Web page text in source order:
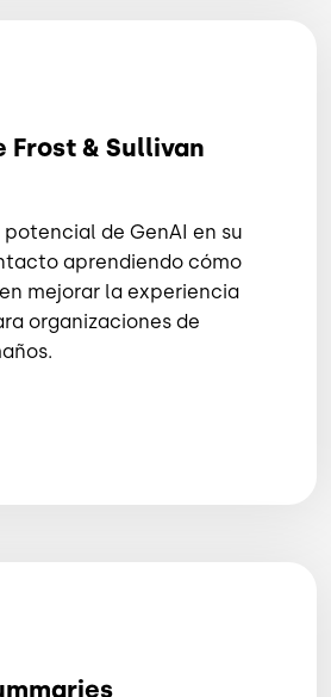
Frost & Sullivan
de GenAI en su
aprendiendo cómo
mejorar la experiencia
organizaciones de